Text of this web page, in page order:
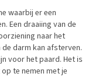
waarbij er een
Een draaiing van de
naar het
darm kan afsterven.
voor het paard. Het is
te nemen met je